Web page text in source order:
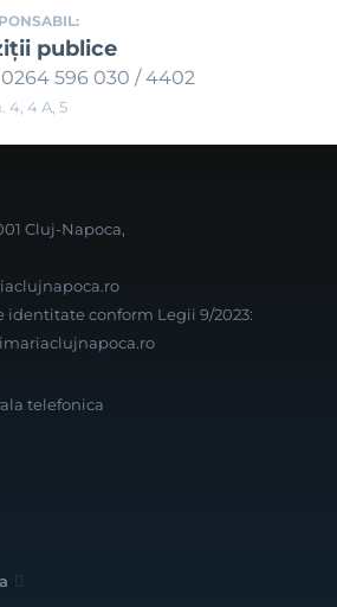
publice
0264 596 030 / 4402
4, 4 A, 5
Cluj-Napoca,
identitate conform Legii 9/2023:
telefonica